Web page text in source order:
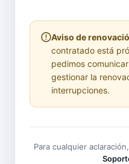
Aviso de
contratado está
pedimos
gestionar la
interrupciones.
Para cualquier